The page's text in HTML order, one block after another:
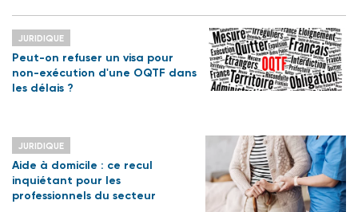
JURIDIQUE
Peut-on refuser un visa pour
non-exécution d'une OQTF dans
les délais ?
JURIDIQUE
Aide à domicile : ce recul
inquiétant pour les
professionnels du secteur